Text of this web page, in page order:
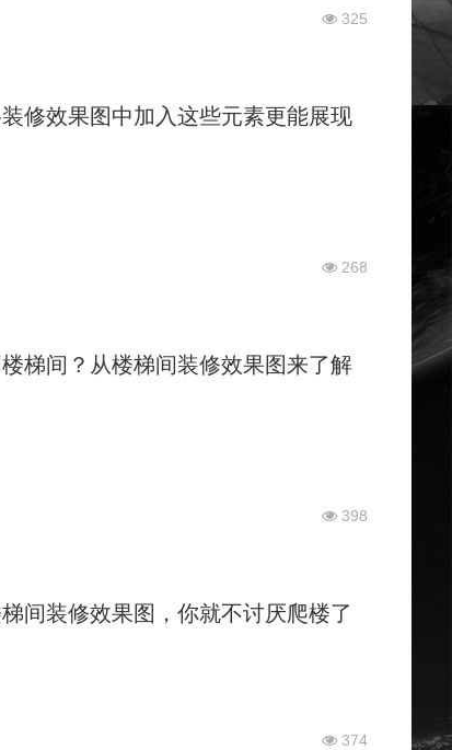
325
修效果图中加入这些元素更能展现
268
梯间？从楼梯间装修效果图来了解
398
间装修效果图，你就不讨厌爬楼了
374